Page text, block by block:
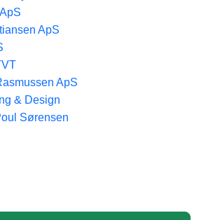
ApS
ApS
& Design
Sørensen